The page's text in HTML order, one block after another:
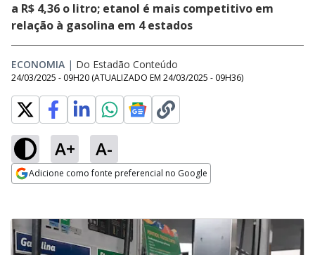
a R$ 4,36 o litro; etanol é mais competitivo em
relação à gasolina em 4 estados
ECONOMIA | Do Estadão Conteúdo
24/03/2025 - 09H20 (ATUALIZADO EM 24/03/2025 - 09H36)
A+ A-
Adicione como fonte preferencial no Google